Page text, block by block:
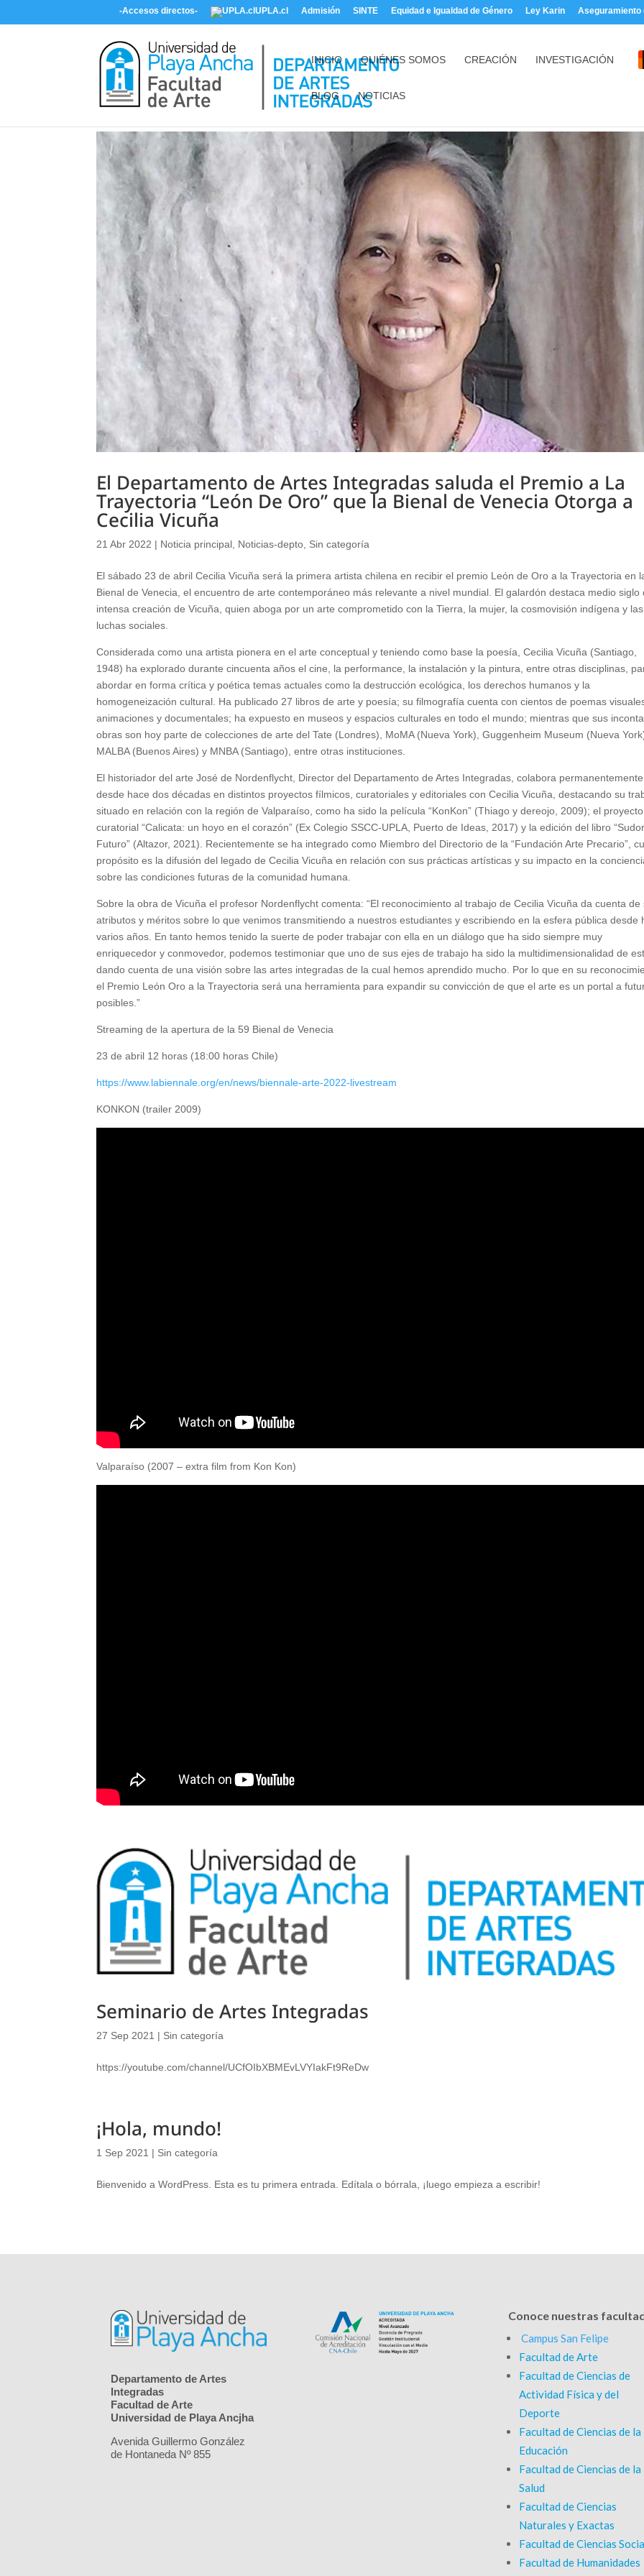
-Accesos directos- UPLA.cl Admisión SINTE Equidad e Igualdad de Género Ley Karin Aseguramiento
INICIO QUIÉNES SOMOS CREACIÓN INVESTIGACIÓN
BLOG NOTICIAS
El Departamento de Artes Integradas saluda el Premio a La
Trayectoria “León De Oro” que la Bienal de Venecia Otorga a
Cecilia Vicuña
21 Abr 2022 | Noticia principal Noticias-depto Sin categoría
El sábado 23 de abril Cecilia Vicuña será la primera artista chilena en recibir el premio León de Oro a la Trayectoria en
Bienal de Venecia, el encuentro de arte contemporáneo más relevante a nivel mundial. El galardón destaca medio siglo
intensa creación de Vicuña, quien aboga por un arte comprometido con la Tierra, la mujer, la cosmovisión indígena y las
luchas sociales.
Considerada como una artista pionera en el arte conceptual y teniendo como base la poesía, Cecilia Vicuña (Santiago,
1948) ha explorado durante cincuenta años el cine, la performance, la instalación y la pintura, entre otras disciplinas,
abordar en forma crítica y poética temas actuales como la destrucción ecológica, los derechos humanos y la
homogeneización cultural. Ha publicado 27 libros de arte y poesía; su filmografía cuenta con cientos de poemas
animaciones y documentales; ha expuesto en museos y espacios culturales en todo el mundo; mientras que sus
obras son hoy parte de colecciones de arte del Tate (Londres), MoMA (Nueva York), Guggenheim Museum (Nueva
MALBA (Buenos Aires) y MNBA (Santiago), entre otras instituciones.
El historiador del arte José de Nordenflycht, Director del Departamento de Artes Integradas, colabora permanentemente
desde hace dos décadas en distintos proyectos fílmicos, curatoriales y editoriales con Cecilia Vicuña, destacando su
situado en relación con la región de Valparaíso, como ha sido la película “KonKon” (Thiago y dereojo, 2009); el proyecto
curatorial “Calicata: un hoyo en el corazón” (Ex Colegio SSCC-UPLA, Puerto de Ideas, 2017) y la edición del libro
Futuro” (Altazor, 2021). Recientemente se ha integrado como Miembro del Directorio de la “Fundación Arte Precario”,
propósito es la difusión del legado de Cecilia Vicuña en relación con sus prácticas artísticas y su impacto en la
sobre las condiciones futuras de la comunidad humana.
Sobre la obra de Vicuña el profesor Nordenflycht comenta: “El reconocimiento al trabajo de Cecilia Vicuña da cuenta de
atributos y méritos sobre lo que venimos transmitiendo a nuestros estudiantes y escribiendo en la esfera pública desde
varios años. En tanto hemos tenido la suerte de poder trabajar con ella en un diálogo que ha sido siempre muy
enriquecedor y conmovedor, podemos testimoniar que uno de sus ejes de trabajo ha sido la multidimensionalidad de
dando cuenta de una visión sobre las artes integradas de la cual hemos aprendido mucho. Por lo que en su
el Premio León Oro a la Trayectoria será una herramienta para expandir su convicción de que el arte es un portal a
posibles.”
Streaming de la apertura de la 59 Bienal de Venecia
23 de abril 12 horas (18:00 horas Chile)
https://www.labiennale.org/en/news/biennale-arte-2022-livestream
KONKON (trailer 2009)
Valparaíso (2007 – extra film from Kon Kon)
Seminario de Artes Integradas
27 Sep 2021 | Sin categoría
https://youtube.com/channel/UCfOIbXBMEvLVYIakFt9ReDw
¡Hola, mundo!
1 Sep 2021 | Sin categoría
Bienvenido a WordPress. Esta es tu primera entrada. Edítala o bórrala, ¡luego empieza a escribir!
Departamento de Artes
Integradas
Facultad de Arte
Universidad de Playa Ancjha
Avenida Guillermo González
de Hontaneda Nº 855
Conoce nuestras
Campus San Felipe
Facultad de Arte
Facultad de Ciencias de
Actividad Física y del
Deporte
Facultad de Ciencias de la
Educación
Facultad de Ciencias de la
Salud
Facultad de Ciencias
Naturales y Exactas
Facultad de Ciencias
Facultad de Humanidades